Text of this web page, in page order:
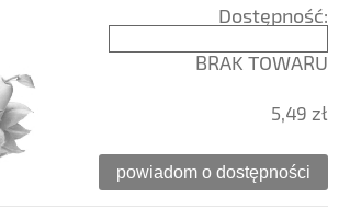
Dostępność:
BRAK TOWARU
5,49 zł
powiadom o dostępności